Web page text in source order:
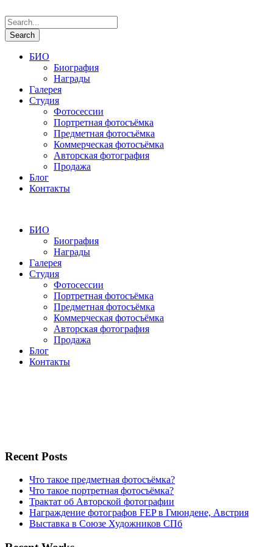
БИО
Биография
Награды
Галерея
Студия
Фотосессии
Портретная фотосъёмка
Предметная фотосъёмка
Коммерческая фотосъёмка
Авторская фотография
Продажа
Блог
Контакты
БИО
Биография
Награды
Галерея
Студия
Фотосессии
Портретная фотосъёмка
Предметная фотосъёмка
Коммерческая фотосъёмка
Авторская фотография
Продажа
Блог
Контакты
Recent Posts
Что такое предметная фотосъёмка?
Что такое портретная фотосъёмка?
Трактат об Авторской фотографии
Награждение фотографов FEP в Гмюндене, Австрия
Выставка в Союзе Художников СПб